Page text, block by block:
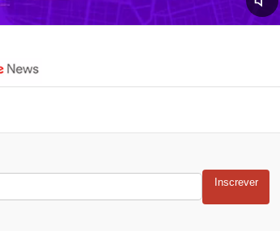
Inscrever